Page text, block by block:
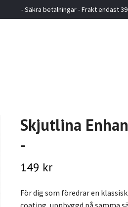
- Säkra betalningar - Frakt endast
Skjutlina
-
149 kr
För dig som föredrar en
coating, uppbyggd på samma